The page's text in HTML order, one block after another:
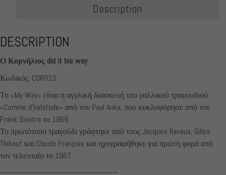
Description
DESCRIPTION
Ο Κορνήλιος did it his way
Κωδικός: COR013
Το «My Way» είναι η αγγλική διασκευή του γαλλικού τραγουδιού
«Comme d’habitude» από τον Paul Anka, που κυκλοφόρησε από τον
Frank Sinatra το 1969.
Το πρωτότυπο τραγούδι γράφτηκε από τους Jacques Revaux, Gilles
Thibaut και Claude François και ηχογραφήθηκε για πρώτη φορά από
τον τελευταίο το 1967.
——————————————–